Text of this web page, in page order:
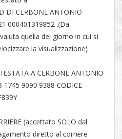
DI CERBONE ANTONIO
000401319852 .(Da
quella del giorno in cui si
la visualizzazione)
A CERBONE ANTONIO
1745 9090 9388 CODICE
(accettato SOLO dal
diretto al corriere